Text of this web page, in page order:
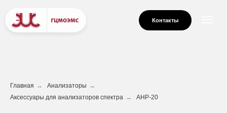
Контакты
Главная → Анализаторы →
Аксессуары для анализаторов спектра → АНР-20